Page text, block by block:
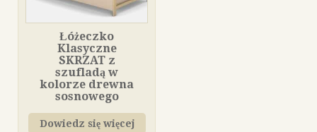
Łóżeczko
Klasyczne
SKRZAT z
szufladą w
kolorze drewna
sosnowego
Dowiedz się więcej